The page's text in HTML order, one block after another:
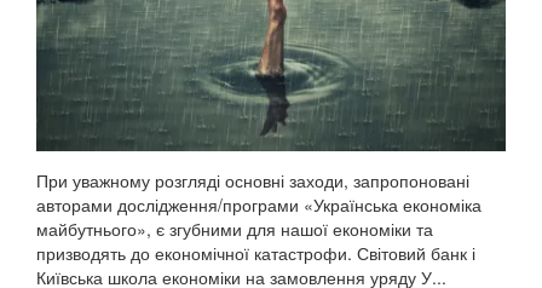
При уважному розгляді основні заходи, запропоновані
авторами дослідження/програми «Українська економіка
майбутнього», є згубними для нашої економіки та
призводять до економічної катастрофи. Світовий банк і
Київська школа економіки на замовлення уряду У...